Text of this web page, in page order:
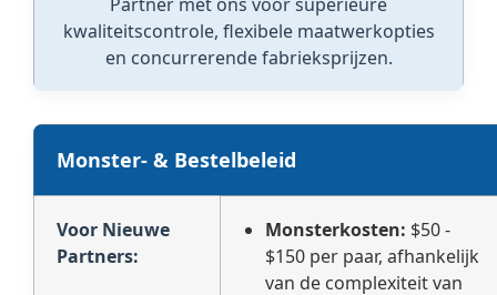
kwaliteitscontrole, flexibele maatwerkopties
en concurrerende fabrieksprijzen.
Monster- & Bestelbeleid
Voor Nieuwe
Partners:
Monsterkosten: $50 -
$150 per paar, afhankelijk
van de complexiteit van